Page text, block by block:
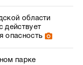
области
действует
опасность
парке